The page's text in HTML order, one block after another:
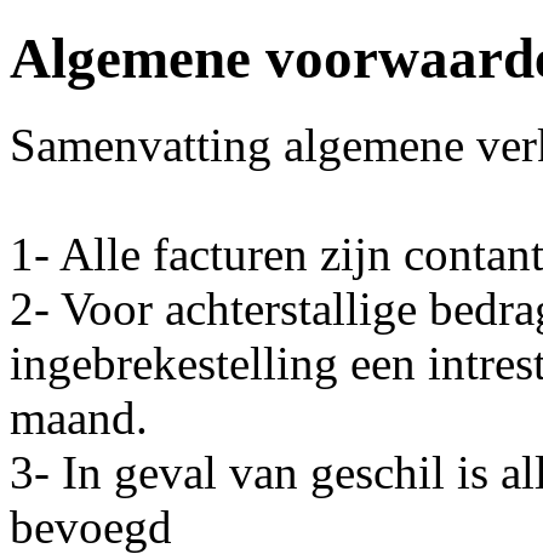
Algemene
Samenvatting algemene
1- Alle facturen zijn
2- Voor achterstallige
ingebrekestelling een
maand.
3- In geval van geschil is
bevoegd